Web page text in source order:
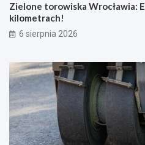
Zielone torowiska Wrocławia:
kilometrach!
6 sierpnia 2026